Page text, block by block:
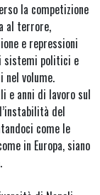
la competizione
al terrore,
e repressioni
sistemi politici e
volume.
e anni di lavoro sul
del
come le
in Europa, siano